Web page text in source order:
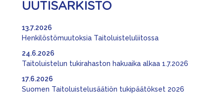
UUTISARKISTO
Henkilöstömuutoksia Taitoluisteluliitossa
13.7.2026
Taitoluistelun tukirahaston hakuaika alkaa 1.7.2026
24.6.2026
Suomen Taitoluistelusäätiön tukipäätökset 2026
17.6.2026